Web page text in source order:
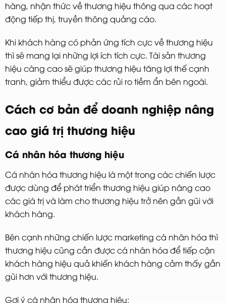
hàng, nhận thức về thương hiệu thông qua các hoạt
động tiếp thị, truyền thông quảng cáo.
Khi khách hàng có phản ứng tích cực về thương hiệu
thì sẽ mang lại những lợi ích tích cực. Tài sản thương
hiệu càng cao sẽ giúp thương hiệu tăng lợi thế cạnh
tranh, giảm thiểu được các rủi ro tiềm ẩn bên ngoài.
Cách cơ bản để doanh nghiệp nâng
cao giá trị thương hiệu
Cá nhân hóa thương hiệu
Cá nhân hóa thương hiệu là một trong các chiến lược
được dùng để phát triển thương hiệu giúp nâng cao
các giá trị và làm cho thương hiệu trở nên gần gũi với
khách hàng.
Bên cạnh những chiến lược marketing cá nhân hóa thì
thương hiệu cũng cần được cá nhân hóa để tiếp cận
khách hàng hiệu quả khiến khách hàng cảm thấy gần
gũi hơn với thương hiệu.
Gợi ý cá nhân hóa thương hiệu: